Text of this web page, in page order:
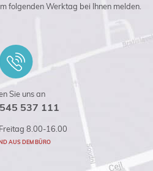
folgenden Werktag bei Ihnen melden.
Sie uns an
537 111
8.00-16.00
AUS DEM BÜRO